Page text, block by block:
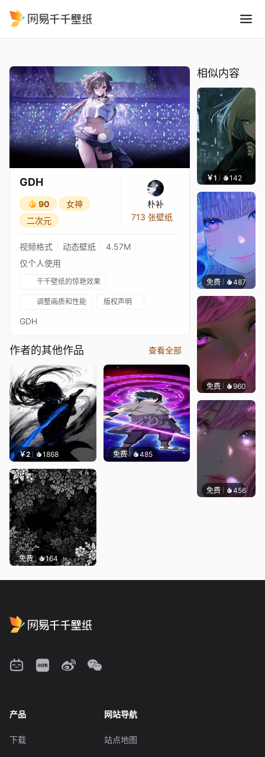
GDH
90
女神
二次元
朴补
713 张壁纸
视频格式 动态壁纸
4.57M
仅个人使用
千千壁纸的惊艳效果
调整画质和性能 版权声明
GDH
作者的其他作品 查看全部
￥2 1868 免费 485
免费 164
相似内容
￥1 142
免费 487辰东
免费 960辰东
免费 456辰东
产品
下载
网站导航
站点地图